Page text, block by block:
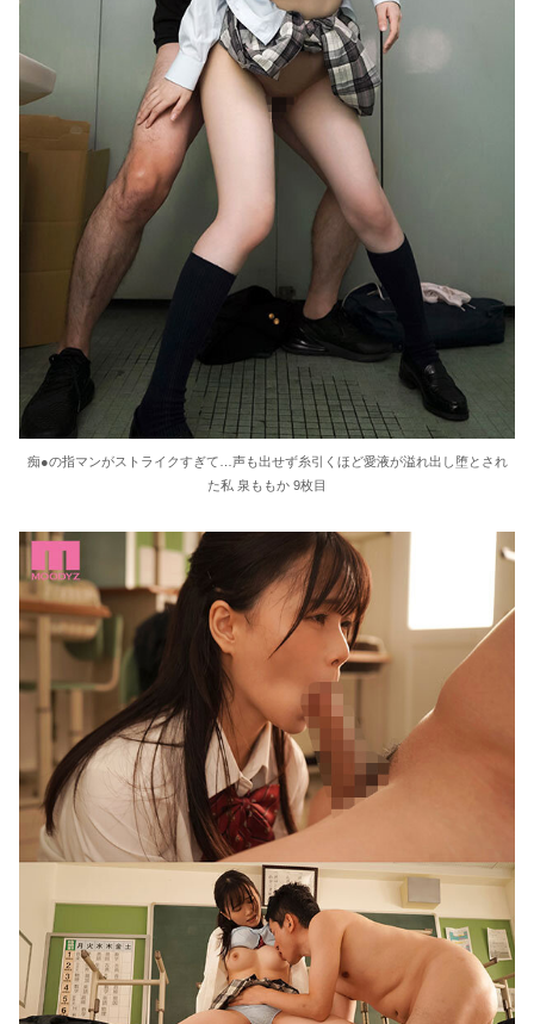
痴●の指マンがストライクすぎて…声も出せず糸引くほど愛液が溢れ出し堕とされ
た私 泉ももか 9枚目